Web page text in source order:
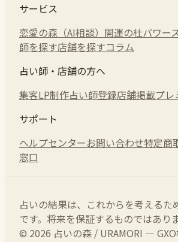
サービス
恋愛の森（AI相談） 開運の杜パワー
師を探す店舗を探すコラム
占い師・店舗の方へ
集客LP制作占い師登録店舗掲載プレ
サポート
ヘルプセンターお問い合わせ特定商
窓口
占いの結果は、これからを考えるた
です。将来を保証するものではあり
© 2026 占いの森 / URAMORI —